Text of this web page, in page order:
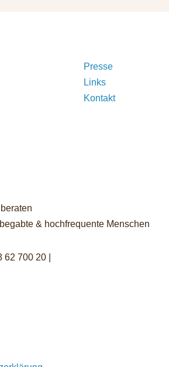
Presse
Links
Kontakt
& hochfrequente Menschen
700 20 |